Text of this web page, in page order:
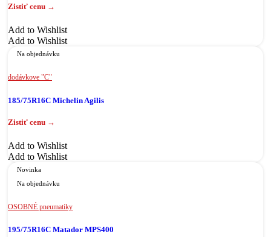
Add to Wishlist
Add to Wishlist
Na objednávku
dodávkove "C"
185/75R16C Michelin Agilis
Add to Wishlist
Add to Wishlist
Novinka
Na objednávku
OSOBNÉ pneumatiky
195/75R16C Matador MPS400